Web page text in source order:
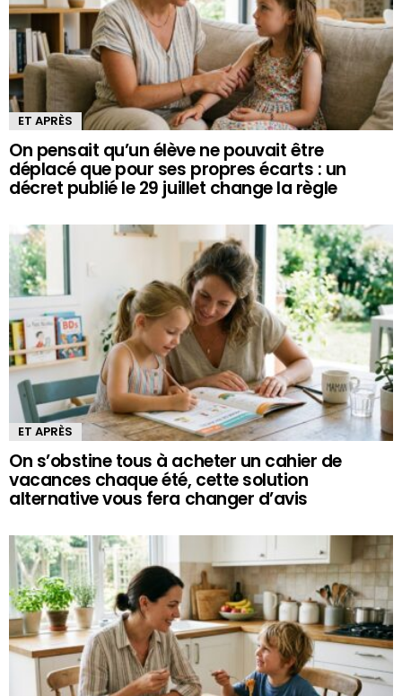
ET APRÈS
On pensait qu’un élève ne pouvait être
déplacé que pour ses propres écarts : un
décret publié le 29 juillet change la règle
ET APRÈS
On s’obstine tous à acheter un cahier de
vacances chaque été, cette solution
alternative vous fera changer d’avis